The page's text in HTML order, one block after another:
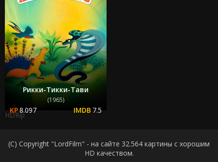
Рикки-Тикки-Тави
(1965)
8.097 7.5
HDRip
(C) Copyright "LordFilm" - на сайте 32.564 картины с хорошим
HD качеством.